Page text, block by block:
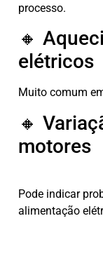
processo.
🔸
elétricos
Muito comum
🔸
motores
Pode indicar
alimentação